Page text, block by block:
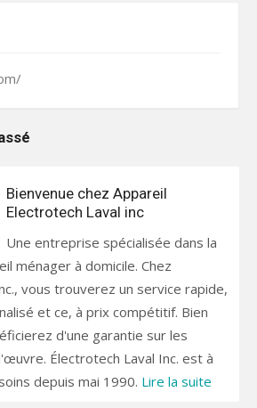
Bienvenue chez Appareil
Electrotech Laval inc
Une entreprise spécialisée dans la
ménager à domicile. Chez
vous trouverez un service rapide,
et ce, à prix compétitif. Bien
d'une garantie sur les
Électrotech Laval Inc. est à
depuis mai 1990. Lire la suite